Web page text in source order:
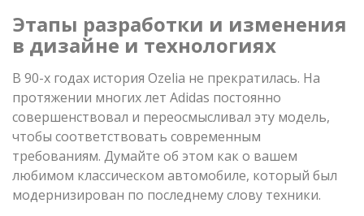
Этапы разработки и изменения
в дизайне и технологиях
В 90-х годах история Ozelia не прекратилась. На
протяжении многих лет Adidas постоянно
совершенствовал и переосмысливал эту модель,
чтобы соответствовать современным
требованиям. Думайте об этом как о вашем
любимом классическом автомобиле, который был
модернизирован по последнему слову техники.